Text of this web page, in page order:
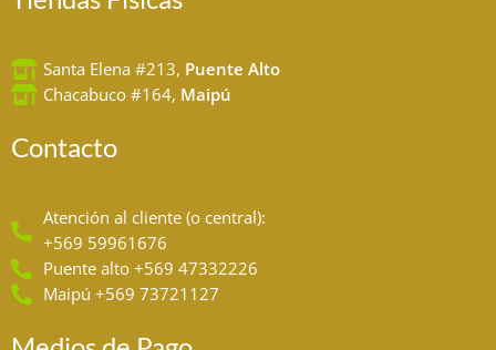
Santa Elena #213, Puente Alto
Chacabuco #164, Maipú
Contacto
Atención al cliente (o central):
+569 59961676
Puente alto +569 47332226
Maipú +569 73721127